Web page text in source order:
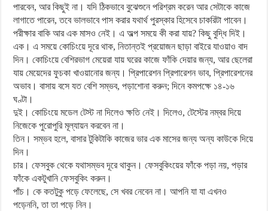
পারবেন, আর কিছুই না। যদি ঠিকভাবে বুঝেশুনে পরিশ্রম করেন আর সেটাকে কাজে
লাগাতে পারেন, তবে ভালভাবে পাস করার যথার্থ পুরস্কার হিসেবে চাকরিটা পাবেন।
পরীক্ষার বাকি আর এক মাসও নেই। এ অল্প সময়ে কী করা যায়? কিছু বুদ্ধি দিই।
এক। এ সময়ে কোচিংয়ে দূরে থাক, নিতান্তই প্রয়োজন ছাড়া বাইরে যাওয়াও বাদ
দিন। কোচিংয়ে বেশিরভাগ মেয়েরা যায় ঘরের কাজে ফাঁকি দেয়ার জন্য, আর ছেলেরা
যায় মেয়েদের ফুচকা খাওয়ানোর জন্য। প্রিপারেশন প্রিপারেশন ভাব, প্রিপারেশনের
অভাব। বাসায় বসে যত বেশি সম্ভব, পড়াশোনা করুন; দিনে কমপক্ষে ১৪-১৬
ঘণ্টা।
দুই। কোচিংয়ে মডেল টেস্ট না দিলেও ক্ষতি নেই। দিলেও, টেস্টের নম্বর দিয়ে
নিজেকে পুরোপুরি মূল্যায়ন করবেন না।
তিন। সম্ভব হলে, বাসার টুকিটাকি কাজের ভার এক মাসের জন্য অন্য কাউকে দিয়ে
দিন।
চার। ফেসবুক থেকে যথাসম্ভব দূরে থাকুন। ফেসবুকিংয়ের ফাঁকে পড়া নয়, পড়ার
ফাঁকে একটুখানি ফেসবুকিং করুন।
পাঁচ। কে কতটুকু পড়ে ফেলেছে, সে খবর নেবেন না। আপনি যা যা এখনও
পড়েননি, তা তা পড়ে নিন।